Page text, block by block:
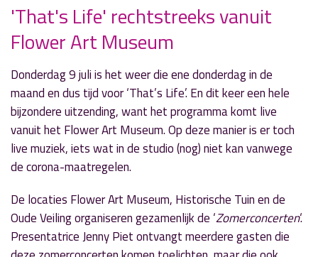
« Vorig nieuwsbericht
Truus en Hans Oudendijk in 'Echt Esther'
» Volgend nieuwsbericht
'Mark en Eric Show': tijd voor een 'normale'
uitzending
6 juli 2020
'That's Life' rechtstreeks vanuit
Flower Art Museum
Donderdag 9 juli is het weer die ene donderdag in de
maand en dus tijd voor ‘That’s Life’. En dit keer een hele
bijzondere uitzending, want het programma komt live
vanuit het Flower Art Museum. Op deze manier is er toch
live muziek, iets wat in de studio (nog) niet kan vanwege
de corona-maatregelen.
De locaties Flower Art Museum, Historische Tuin en de
Oude Veiling organiseren gezamenlijk de ‘Zomerconcerten‘.
Presentatrice Jenny Piet ontvangt meerdere gasten die